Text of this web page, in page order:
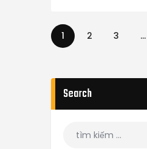
Phân
trang
viết
PAGE
1 PAGE
2 PAGE
3 …
Search
Tìm
kiếm